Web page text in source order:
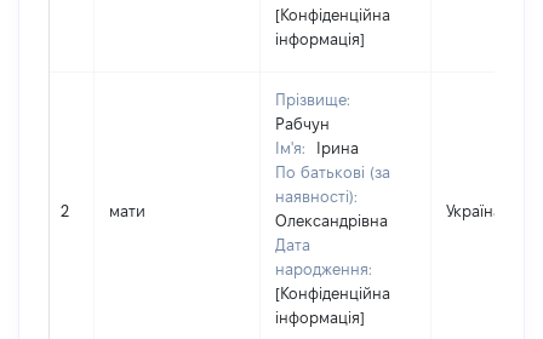
[Конфіденційна
інформація]
2 мати
Прізвище:
Рабчун
Ім'я:
Ірина
По батькові (за
наявності):
Олександрівна
Дата
народження:
[Конфіденційна
інформація]
Україна